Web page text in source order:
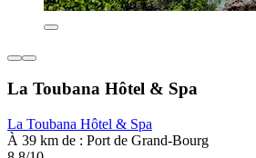
La Toubana Hôtel & Spa
La Toubana Hôtel & Spa
À 39 km de : Port de Grand-Bourg